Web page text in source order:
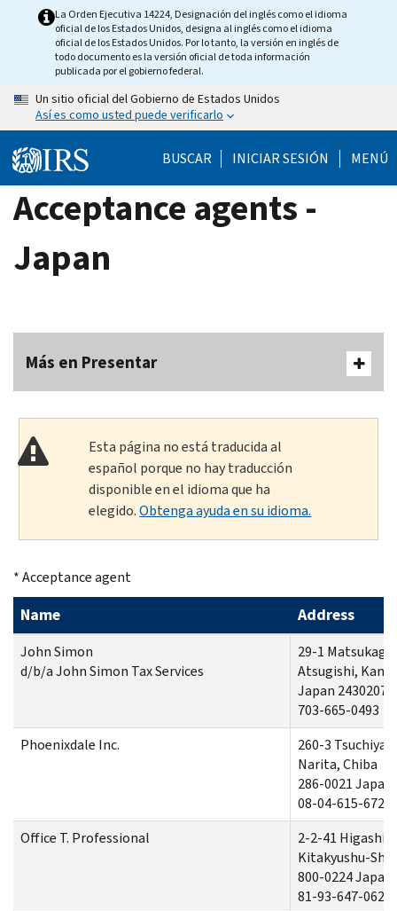
La Orden Ejecutiva 14224, Designación del inglés como el idioma
oficial de los Estados Unidos, designa al inglés como el idioma
oficial de los Estados Unidos. Por lo tanto, la versión en inglés de
todo documento es la versión oficial de toda información
publicada por el gobierno federal.
Un sitio oficial del Gobierno de Estados Unidos
Así es como usted puede verificarlo
BUSCAR INICIAR SESIÓN MENÚ
Acceptance agents -
Japan
Más en Presentar
Esta página no está traducida al
español porque no hay traducción
disponible en el idioma que ha
elegido.Obtenga ayuda en su idioma.
* Acceptance agent
Name Address
John Simon
d/b/a John Simon Tax Services
29-1
Atsugishi,
Japan 2430207
703-665-0493
Phoenixdale Inc.
260-3 Tsuchiya
Narita, Chiba
286-0021 Japan
08-04-615-6726
Office T. Professional
2-2-41
Kitakyushu-Shi,
800-0224 Japan
81-93-647-0626